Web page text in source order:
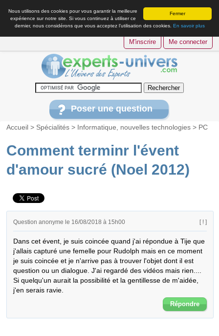
Fermer
Nous utilisons des cookies pour vous garantir la meilleure
expérience sur notre site. Si vous continuez à utiliser ce
dernier, nous considérons que vous acceptez l’utilisation des cookies. En savoir plus
M'inscrire Me connecter
Poser une question
Accueil > Spécialités > Informatique, nouvelles technologies > PC
Comment terminr l'évent
d'amour sucré (Noel 2012)
Question anonyme le 16/08/2018 à 15h00 [ ! ]
Dans cet évent, je suis coincée quand j'ai répondue à Tije que
j'allais capturé une femelle pour Rudolph mais en ce moment
je suis coincée et je n'arrive pas à trouver l'objet dont il est
question ou un dialogue. J'ai regardé des vidéos mais rien....
Si quelqu'un aurait la possibilité et la gentillesse de m'aidée,
j'en serais ravie.
Répondre